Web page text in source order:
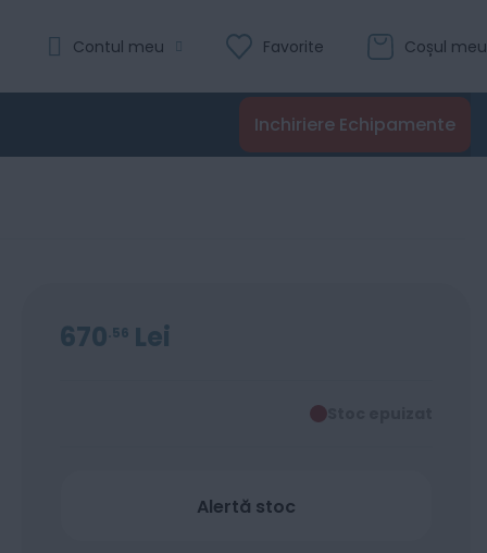
Coșul meu
Favorite
Contul meu
Inchiriere Echipamente
670 56 Lei
Stoc epuizat
Alertă stoc